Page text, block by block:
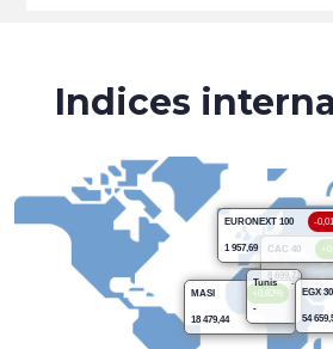
Indices
CAC 40
8 699,71
EURONEXT 100 -
1 957,69
MASI +0,82%
18 479,44
Tunis -
-
EGX 30
54